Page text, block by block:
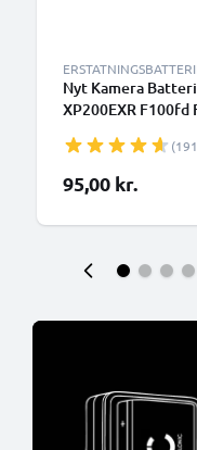
Nyt Kamera
XP200EXR F100fd
skift batteri til
95,00 kr.